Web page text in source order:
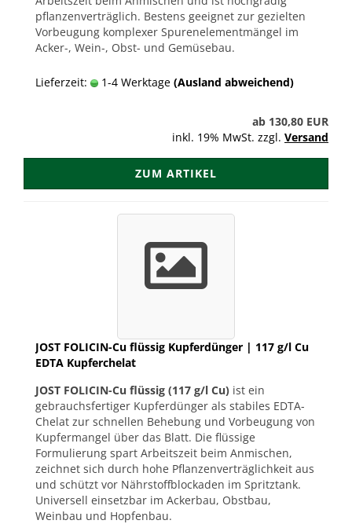
pflanzenverträglich. Bestens geeignet zur gezielten
Vorbeugung komplexer Spurenelementmängel im
Acker-, Wein-, Obst- und Gemüsebau.
Lieferzeit: 1-4 Werktage (Ausland abweichend)
ab 130,80 EUR
inkl. 19% MwSt. zzgl. Versand
ZUM ARTIKEL
JOST FOLICIN-Cu flüssig Kupferdünger | 117 g/l Cu
EDTA Kupferchelat
JOST FOLICIN-Cu flüssig (117 g/l Cu) ist ein
gebrauchsfertiger Kupferdünger als stabiles EDTA-
Chelat zur schnellen Behebung und Vorbeugung von
Kupfermangel über das Blatt. Die flüssige
Formulierung spart Arbeitszeit beim Anmischen,
zeichnet sich durch hohe Pflanzenverträglichkeit aus
und schützt vor Nährstoffblockaden im Spritztank.
Universell einsetzbar im Ackerbau, Obstbau,
Weinbau und Hopfenbau.